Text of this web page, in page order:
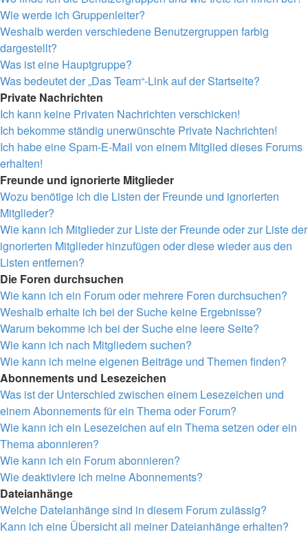
Wie werde ich Gruppenleiter?
Weshalb werden verschiedene Benutzergruppen farbig
dargestellt?
Was ist eine Hauptgruppe?
Was bedeutet der „Das Team“-Link auf der Startseite?
Private Nachrichten
Ich kann keine Privaten Nachrichten verschicken!
Ich bekomme ständig unerwünschte Private Nachrichten!
Ich habe eine Spam-E-Mail von einem Mitglied dieses Forums
erhalten!
Freunde und ignorierte Mitglieder
Wozu benötige ich die Listen der Freunde und ignorierten
Mitglieder?
Wie kann ich Mitglieder zur Liste der Freunde oder zur Liste der
ignorierten Mitglieder hinzufügen oder diese wieder aus den
Listen entfernen?
Die Foren durchsuchen
Wie kann ich ein Forum oder mehrere Foren durchsuchen?
Weshalb erhalte ich bei der Suche keine Ergebnisse?
Warum bekomme ich bei der Suche eine leere Seite?
Wie kann ich nach Mitgliedern suchen?
Wie kann ich meine eigenen Beiträge und Themen finden?
Abonnements und Lesezeichen
Was ist der Unterschied zwischen einem Lesezeichen und
einem Abonnements für ein Thema oder Forum?
Wie kann ich ein Lesezeichen auf ein Thema setzen oder ein
Thema abonnieren?
Wie kann ich ein Forum abonnieren?
Wie deaktiviere ich meine Abonnements?
Dateianhänge
Welche Dateianhänge sind in diesem Forum zulässig?
Kann ich eine Übersicht all meiner Dateianhänge erhalten?